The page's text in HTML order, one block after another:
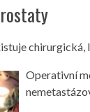
chirurgická,
Operativní